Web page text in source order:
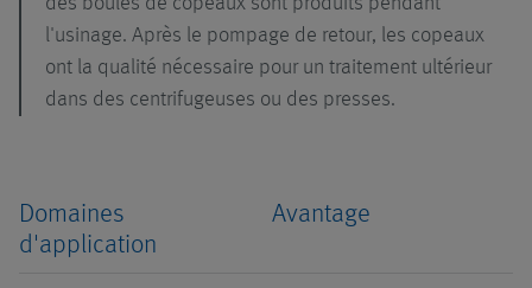
l'usinage. Après le pompage de retour, les copeaux
ont la qualité nécessaire pour un traitement ultérieur
dans des centrifugeuses ou des presses.
Domaines
d'application
Avantage